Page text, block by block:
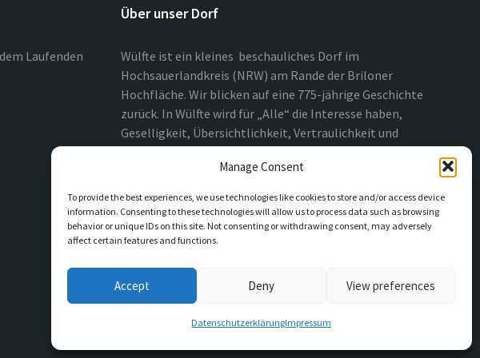
Manage Consent
To provide the best experiences, we use technologies like cookies to store and/or access device
information. Consenting to these technologies will allow us to process data such as browsing
behavior or unique IDs on this site. Not consenting or withdrawing consent, may adversely
affect certain features and functions.
Accept Deny View preferences
DatenschutzerklärungImpressum
Laufenden
Über unser Dorf
Wülfte ist ein kleines beschauliches Dorf im
Hochsauerlandkreis (NRW) am Rande der Briloner
Hochfläche. Wir blicken auf eine 775-jährige Geschichte
zurück. In Wülfte wird für „Alle“ die Interesse haben,
Geselligkeit, Übersichtlichkeit, Vertraulichkeit und